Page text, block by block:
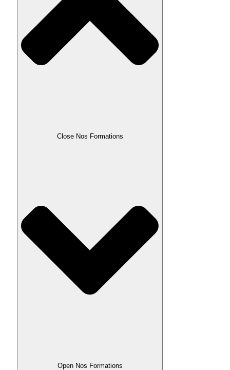
Close Nos Formations
Open Nos Formations